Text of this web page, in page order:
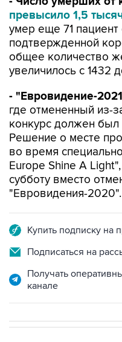
превысило 1,5
умер еще 71
подтвержденной
общее количество
увеличилось с 1432
- "Евровидение-
где отмененный из-
конкурс должен был
Решение о месте
во время
Europe Shine A
субботу вместо
"Евровидения-2020".
Купить подписку на
Подписаться на
Получать
канале